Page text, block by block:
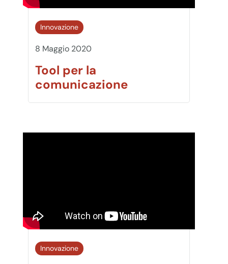
Innovazione
8 Maggio 2020
Tool per la
comunicazione
Innovazione